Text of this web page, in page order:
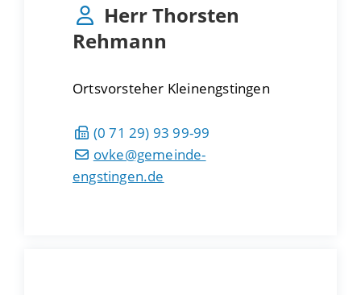
HerrThorsten
Rehmann
Ortsvorsteher Kleinengstingen
(0 71 29) 93 99-99
ovke@gemeinde-
engstingen.de